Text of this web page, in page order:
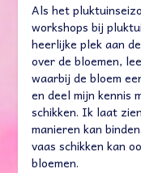
Als het
workshops bij
heerlijke plek aan
over de bloemen,
waarbij de bloem
en deel mijn kennis
schikken. Ik laat
manieren kan
vaas schikken kan
bloemen.